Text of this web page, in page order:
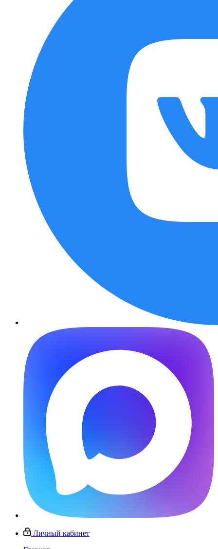
Личный кабинет